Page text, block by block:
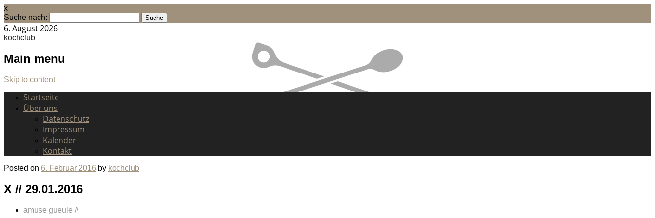
x
Suche nach:
6. August 2026
kochclub
Main menu
Skip to content
Startseite
Über uns
Datenschutz
Impressum
Kalender
Kontakt
Posted on 6. Februar 2016 by kochclub
X // 29.01.2016
amuse gueule //